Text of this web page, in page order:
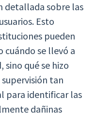
detallada sobre las
Esto
pueden
cuándo se llevó a
sino qué se hizo
tan
para identificar las
dañinas